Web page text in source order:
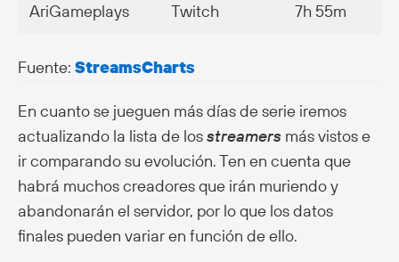
AriGameplays Twitch 7h 55m
Fuente: StreamsCharts
En cuanto se jueguen más días de serie iremos
actualizando la lista de losstreamers más vistos e
ir comparando su evolución. Ten en cuenta que
habrá muchos creadores que irán muriendo y
abandonarán el servidor, por lo que los datos
finales pueden variar en función de ello.